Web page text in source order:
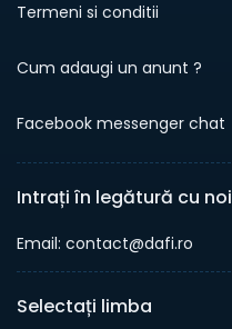
Termeni si conditii
Cum adaugi un anunt ?
Facebook messenger chat
Intrați în legătură cu noi
Email: contact@dafi.ro
Selectați limba